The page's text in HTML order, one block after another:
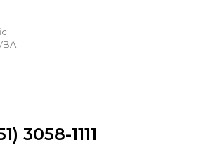
3058-1111